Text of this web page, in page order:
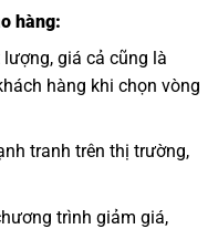
hàng:
giá cả cũng là
hàng khi chọn vòng
tranh trên thị trường,
trình giảm giá,